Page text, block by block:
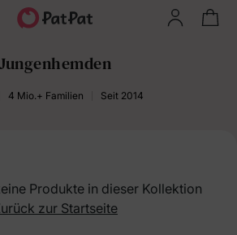
Jungenhemden
4 Mio.+ Familien Seit 2014
Produkte in dieser Kollektion
zur Startseite